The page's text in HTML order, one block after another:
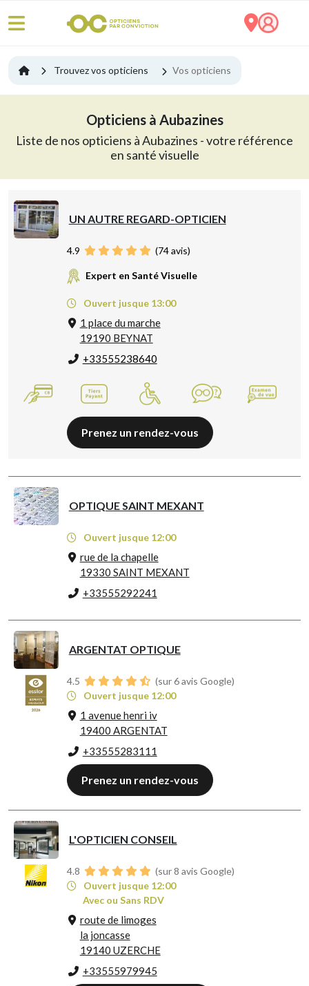
Trouvez vos opticiens Vos opticiens
Opticiens à Aubazines
Liste de nos opticiens à Aubazines - votre référence
en santé visuelle
UN AUTRE REGARD-OPTICIEN
4.9 (74avis)
Expert en Santé Visuelle
Ouvert jusque 13:00
1 place du marche
19190 BEYNAT
+33555238640
Prenez un rendez-vous
OPTIQUE SAINT MEXANT
Ouvert jusque 12:00
rue de la chapelle
19330 SAINT MEXANT
+33555292241
ARGENTAT OPTIQUE
4.5
(sur 6 avis Google)
Ouvert jusque 12:00
1 avenue henri iv
19400 ARGENTAT
+33555283111
Prenez un rendez-vous
L'OPTICIEN CONSEIL
4.8
(sur 8 avis Google)
Ouvert jusque 12:00
Avec ou Sans RDV
route de limoges
la joncasse
19140 UZERCHE
+33555979945